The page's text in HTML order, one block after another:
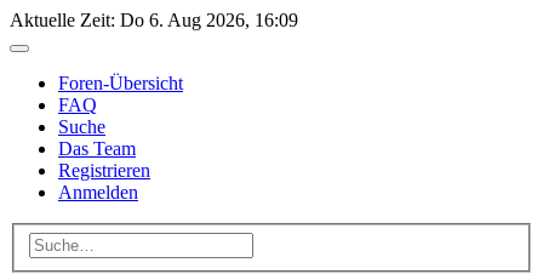
Aktuelle Zeit: Do 6. Aug 2026, 16:09
Foren-Übersicht
FAQ
Suche
Das Team
Registrieren
Anmelden